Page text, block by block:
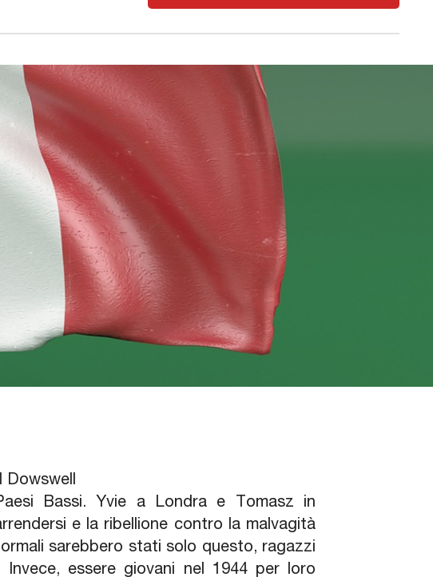
Dowswell
Bassi. Yvie a Londra e Tomasz in
e la ribellione contro la malvagità
sarebbero stati solo questo, ragazzi
essere giovani nel 1944 per loro